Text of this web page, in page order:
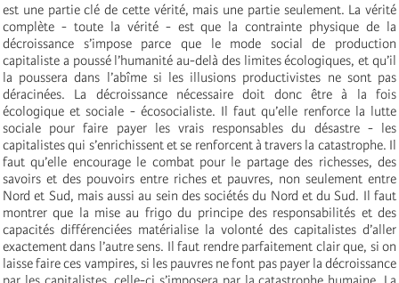
est une partie clé de cette vérité, mais une partie seulement. La vérité
complète - toute la vérité - est que la contrainte physique de la
décroissance s’impose parce que le mode social de production
capitaliste a poussé l’humanité au-delà des limites écologiques, et qu’il
la poussera dans l’abîme si les illusions productivistes ne sont pas
déracinées. La décroissance nécessaire doit donc être à la fois
écologique et sociale - écosocialiste. Il faut qu’elle renforce la lutte
sociale pour faire payer les vrais responsables du désastre - les
capitalistes qui s’enrichissent et se renforcent à travers la catastrophe. Il
faut qu’elle encourage le combat pour le partage des richesses, des
savoirs et des pouvoirs entre riches et pauvres, non seulement entre
Nord et Sud, mais aussi au sein des sociétés du Nord et du Sud. Il faut
montrer que la mise au frigo du principe des responsabilités et des
capacités différenciées matérialise la volonté des capitalistes d’aller
exactement dans l’autre sens. Il faut rendre parfaitement clair que, si on
laisse faire ces vampires, si les pauvres ne font pas payer la décroissance